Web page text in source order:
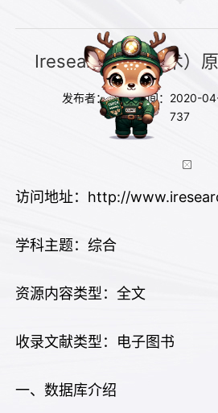
Iresearch（爱学术）
发布者： 发布时间：2020-
737
访问地址： http://
学科主题：综合
资源内容类型：全文
收录文献类型：电子图书
一、数据库介绍